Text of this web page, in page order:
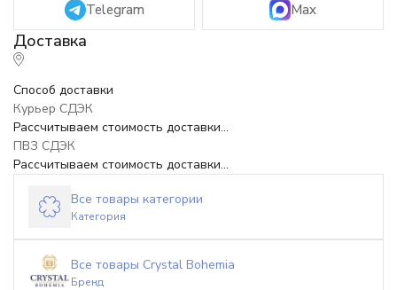
Telegram Max
Способ доставки
Курьер СДЭК
Рассчитываем стоимость доставки...
ПВЗ СДЭК
Рассчитываем стоимость доставки...
Все товары категории
Категория
Все товары Crystal Bohemia
Бренд